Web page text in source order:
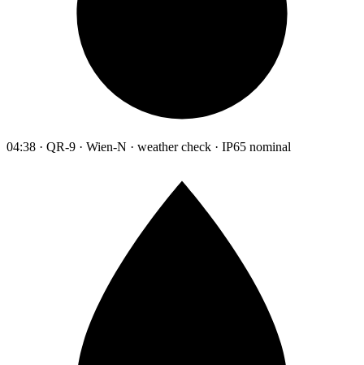
04:38 · QR-9 · Wien-N · weather check · IP65 nominal